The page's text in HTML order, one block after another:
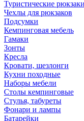
Туристические рюкзаки
Чехлы для рюкзаков
Подсумки
Кемпинговая мебель
Гамаки
Зонты
Кресла
Кровати, шезлонги
Кухни походные
Наборы мебели
Столы кемпинговые
Стулья, табуреты
Фонари и лампы
Батарейки